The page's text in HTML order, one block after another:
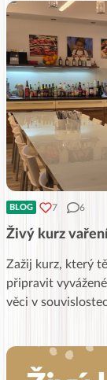
BLOG 7 6
Živý kurz
Zažij kurz, který
připravit
věci v